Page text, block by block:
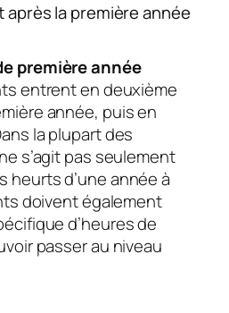
après la première année
première année
entrent en deuxième
année, puis en
la plupart des
s’agit pas seulement
heurts d’une année à
doivent également
d’heures de
passer au niveau